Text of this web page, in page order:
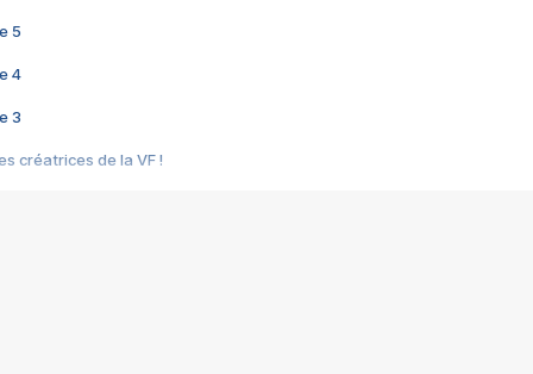
5
4
3
créatrices de la VF !